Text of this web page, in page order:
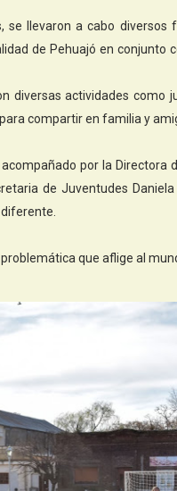
llevaron a cabo diversos
de Pehuajó en conjunto
diversas actividades como
compartir en familia y
por la Directora
de Juventudes
que aflige al